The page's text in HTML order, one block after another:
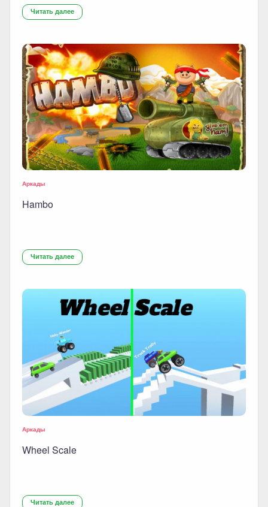
Читать далее
Аркады
Hambo
Читать далее
Аркады
Wheel Scale
Читать далее